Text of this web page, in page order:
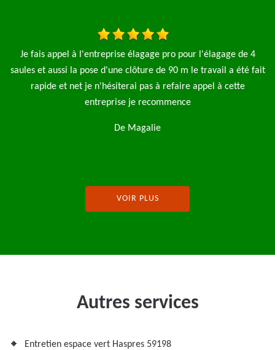
Je fais appel à l'entreprise MP élagage pro pour l'abattage de
sapin et une taille de haie le travail a été fait rapidement et
propre je recommande fortement cette entreprise
VOIR PLUS
Autres services
Entretien espace vert Haspres 59198